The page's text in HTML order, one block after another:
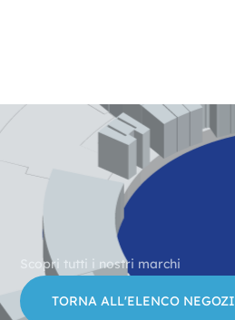
Scopri tutti i nostri marchi
TORNA ALL'ELENCO NEGOZI